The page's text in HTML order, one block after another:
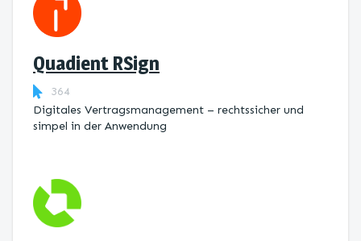
Quadient RSign
364
Digitales Vertragsmanagement – rechtssicher und
simpel in der Anwendung